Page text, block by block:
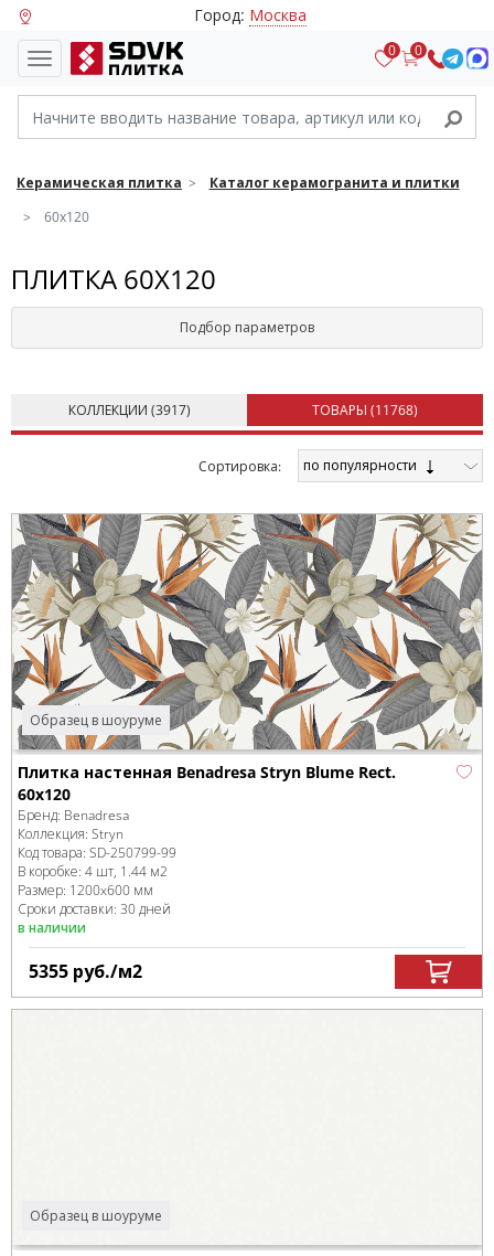
Город: Москва
0 0
Керамическая плитка
Каталог керамогранита и плитки
60х120
ПЛИТКА 60X120
Подбор параметров
КОЛЛЕКЦИИ (3917) ТОВАРЫ (11768)
Cортировка: по популярности
Образец в шоуруме
Плитка настенная Benadresa Stryn Blume Rect.
60x120
Бренд: Benadresa
Коллекция: Stryn
Код товара: SD-250799-99
В коробке: 4 шт, 1.44 м2
Размер: 1200x600 мм
Сроки доставки: 30 дней
в наличии
5355 руб./м2
Образец в шоуруме